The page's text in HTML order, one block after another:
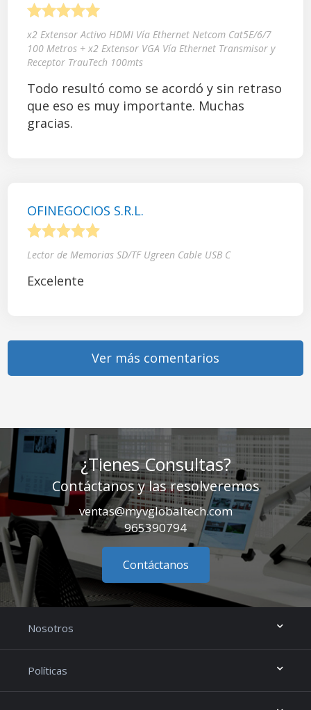
x2 Extensor Activo HDMI Vía Ethernet Netcom Cat5E/6/7
100 Metros + x2 Extensor VGA Vía Ethernet Transmisor y
Receptor TrauTech 100mts
Todo resultó como se acordó y sin retraso
que eso es muy importante. Muchas
gracias.
OFINEGOCIOS S.R.L.
Lector de Memorias SD/TF Ugreen Cable USB C
Excelente
Ver más comentarios
¿Tienes Consultas?
Contáctanos y las resolveremos
ventas@myvglobaltech.com
965390794
Contáctanos
Nosotros
Políticas